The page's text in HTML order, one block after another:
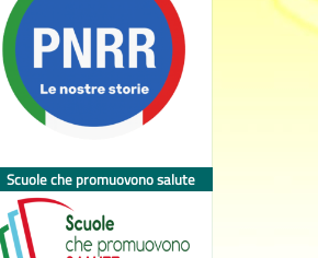
Scuole che promuovono salute